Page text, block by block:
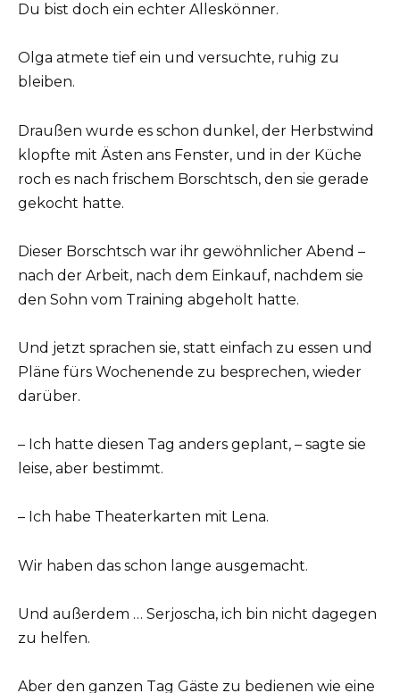
Du bist doch ein echter Alleskönner.
Olga atmete tief ein und versuchte, ruhig zu
bleiben.
Draußen wurde es schon dunkel, der Herbstwind
klopfte mit Ästen ans Fenster, und in der Küche
roch es nach frischem Borschtsch, den sie gerade
gekocht hatte.
Dieser Borschtsch war ihr gewöhnlicher Abend –
nach der Arbeit, nach dem Einkauf, nachdem sie
den Sohn vom Training abgeholt hatte.
Und jetzt sprachen sie, statt einfach zu essen und
Pläne fürs Wochenende zu besprechen, wieder
darüber.
– Ich hatte diesen Tag anders geplant, – sagte sie
leise, aber bestimmt.
– Ich habe Theaterkarten mit Lena.
Wir haben das schon lange ausgemacht.
Und außerdem … Serjoscha, ich bin nicht dagegen
zu helfen.
Aber den ganzen Tag Gäste zu bedienen wie eine